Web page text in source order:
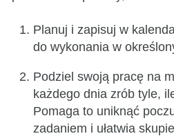
Planuj i zapisuj w
do wykonania w
Podziel swoją pracę na
każdego dnia zrób tyle,
Pomaga to uniknąć
zadaniem i ułatwia